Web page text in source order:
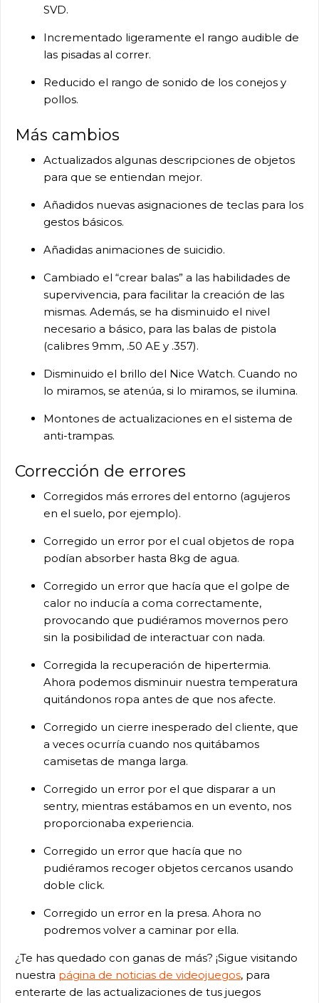
SVD.
Incrementado ligeramente el rango audible de
las pisadas al correr.
Reducido el rango de sonido de los conejos y
pollos.
Más cambios
Actualizados algunas descripciones de objetos
para que se entiendan mejor.
Añadidos nuevas asignaciones de teclas para los
gestos básicos.
Añadidas animaciones de suicidio.
Cambiado el “crear balas” a las habilidades de
supervivencia, para facilitar la creación de las
mismas. Además, se ha disminuido el nivel
necesario a básico, para las balas de pistola
(calibres 9mm, .50 AE y .357).
Disminuido el brillo del Nice Watch. Cuando no
lo miramos, se atenúa, si lo miramos, se ilumina.
Montones de actualizaciones en el sistema de
anti-trampas.
Corrección de errores
Corregidos más errores del entorno (agujeros
en el suelo, por ejemplo).
Corregido un error por el cual objetos de ropa
podían absorber hasta 8kg de agua.
Corregido un error que hacía que el golpe de
calor no inducía a coma correctamente,
provocando que pudiéramos movernos pero
sin la posibilidad de interactuar con nada.
Corregida la recuperación de hipertermia.
Ahora podemos disminuir nuestra temperatura
quitándonos ropa antes de que nos afecte.
Corregido un cierre inesperado del cliente, que
a veces ocurría cuando nos quitábamos
camisetas de manga larga.
Corregido un error por el que disparar a un
sentry, mientras estábamos en un evento, nos
proporcionaba experiencia.
Corregido un error que hacía que no
pudiéramos recoger objetos cercanos usando
doble click.
Corregido un error en la presa. Ahora no
podremos volver a caminar por ella.
¿Te has quedado con ganas de más? ¡Sigue visitando
nuestra página de noticias de videojuegos, para
enterarte de las actualizaciones de tus juegos